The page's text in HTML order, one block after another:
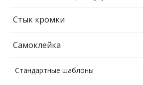
Стандартные шаблоны
Самоклейка
Стык кромки